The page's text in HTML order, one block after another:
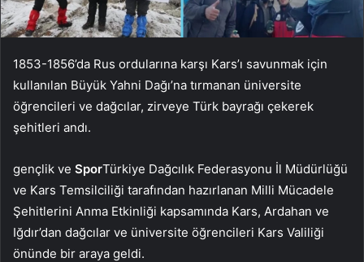
1853-1856’da Rus ordularına karşı Kars’ı savunmak için
kullanılan Büyük Yahni Dağı’na tırmanan üniversite
öğrencileri ve dağcılar, zirveye Türk bayrağı çekerek
şehitleri andı.
gençlik ve SporTürkiye Dağcılık Federasyonu İl Müdürlüğü
ve Kars Temsilciliği tarafından hazırlanan Milli Mücadele
Şehitlerini Anma Etkinliği kapsamında Kars, Ardahan ve
Iğdır’dan dağcılar ve üniversite öğrencileri Kars Valiliği
önünde bir araya geldi.